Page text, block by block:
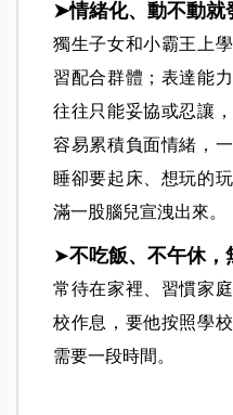
➤情緒化、動不動就
獨生子女和小霸王上
習配合群體；表達能
往往只能妥協或忍讓
容易累積負面情緒，
睡卻要起床、想玩的
滿一股腦兒宣洩出來。
➤不吃飯、不午休，
常待在家裡、習慣家
校作息，要他按照學
需要一段時間。